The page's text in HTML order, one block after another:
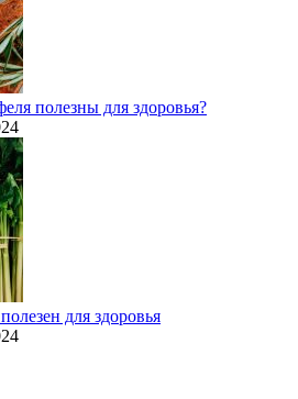
полезны для здоровья?
для здоровья